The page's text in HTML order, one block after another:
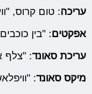
עריכה: טום קרוס,
אפקטים: "בין
עריכת סאונד: "צלף
מיקס סאונד: